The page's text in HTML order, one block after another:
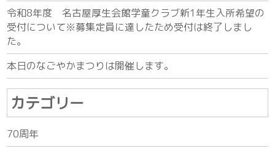
令和8年度 名古屋厚生会館学童クラブ新1年生入所希望の
受付について※募集定員に達したため受付は終了しまし
た。
本日のなごやかまつりは開催します。
カテゴリー
70周年